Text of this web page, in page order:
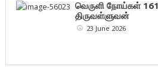
வெருளி நோய்கள்
திருவள்ளுவன்
23 June 2026